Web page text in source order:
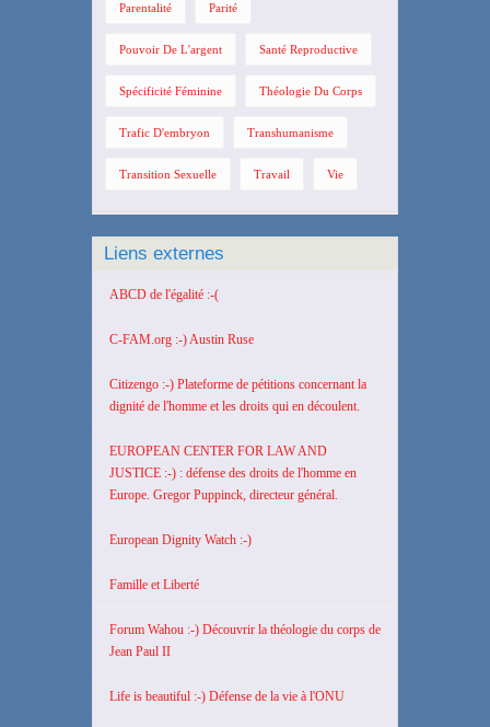
Parentalité Parité
Pouvoir De L'argent Santé Reproductive
Spécificité Féminine Théologie Du Corps
Trafic D'embryon Transhumanisme
Transition Sexuelle Travail Vie
Liens externes
ABCD de l'égalité :-(
C-FAM.org :-) Austin Ruse
Citizengo :-) Plateforme de pétitions concernant la
dignité de l'homme et les droits qui en découlent.
EUROPEAN CENTER FOR LAW AND
JUSTICE :-) : défense des droits de l'homme en
Europe. Gregor Puppinck, directeur général.
European Dignity Watch :-)
Famille et Liberté
Forum Wahou :-) Découvrir la théologie du corps de
Jean Paul II
Life is beautiful :-) Défense de la vie à l'ONU